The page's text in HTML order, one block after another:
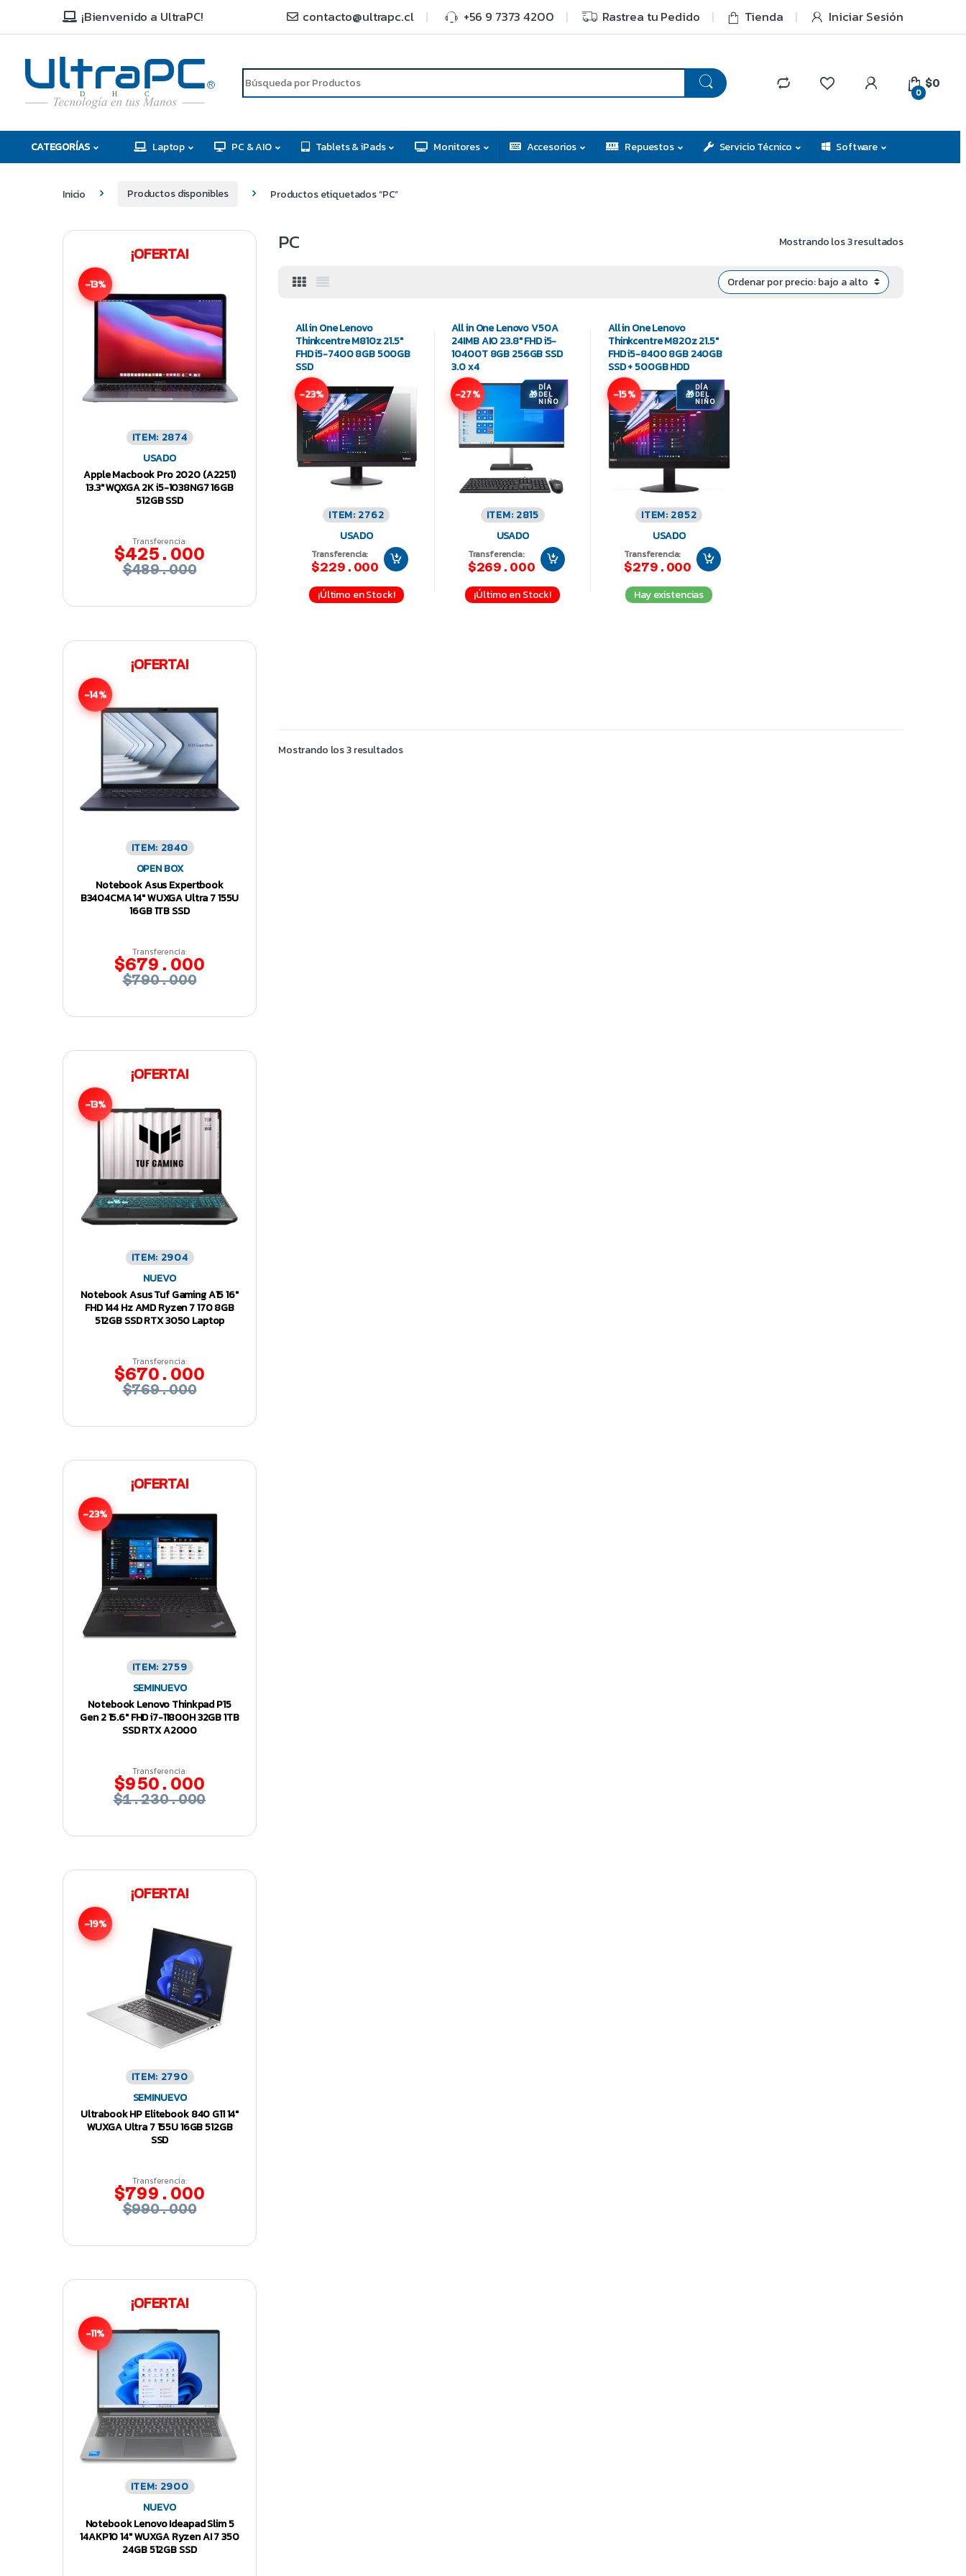
¡Bienvenido a UltraPC! contacto@ultrapc.cl +56 9 7373 4200 Rastrea tu Pedido Tienda Iniciar Sesión
C
H
D
R
0
$0
CATEGORÍAS Laptop PC & AIO Tablets & iPads Monitores Accesorios Repuestos Servicio Técnico Software
Inicio Productos disponibles Productos etiquetados “PC”
PC Mostrando los 3 resultados
All in One Lenovo
Thinkcentre M810z 21.5″
FHD i5-7400 8GB 500GB
SSD
-23%
ITEM: 2762
USADO
Transferencia:
$229.000
¡Último en Stock!
All in One Lenovo V50A
24IMB AIO 23.8″ FHD i5-
10400T 8GB 256GB SSD
3.0 x4
-27% DÍA
DEL
NIÑO
ITEM: 2815
USADO
Transferencia:
$269.000
¡Último en Stock!
All in One Lenovo
Thinkcentre M820z 21.5″
FHD i5-8400 8GB 240GB
SSD + 500GB HDD
-15% DÍA
DEL
NIÑO
ITEM: 2852
USADO
Transferencia:
$279.000
Hay existencias
Mostrando los 3 resultados
¡OFERTA!
-13%
ITEM: 2874
USADO
Apple Macbook Pro 2020 (A2251)
13.3″ WQXGA 2K i5-1038NG7 16GB
512GB SSD
Transferencia:
$425.000
$489.000
¡OFERTA!
-14%
ITEM: 2840
OPEN BOX
Notebook Asus Expertbook
B3404CMA 14″ WUXGA Ultra 7 155U
16GB 1TB SSD
Transferencia:
$679.000
$790.000
¡OFERTA!
-13%
ITEM: 2904
NUEVO
Notebook Asus Tuf Gaming A15 16″
FHD 144 Hz AMD Ryzen 7 170 8GB
512GB SSD RTX 3050 Laptop
Transferencia:
$670.000
$769.000
¡OFERTA!
-23%
ITEM: 2759
SEMINUEVO
Notebook Lenovo Thinkpad P15
Gen 2 15.6″ FHD i7-11800H 32GB 1TB
SSD RTX A2000
Transferencia:
$950.000
$1.230.000
¡OFERTA!
-19%
ITEM: 2790
SEMINUEVO
Ultrabook HP Elitebook 840 G11 14″
WUXGA Ultra 7 155U 16GB 512GB
SSD
Transferencia:
$799.000
$990.000
¡OFERTA!
-11%
ITEM: 2900
NUEVO
Notebook Lenovo Ideapad Slim 5
14AKP10 14″ WUXGA Ryzen AI 7 350
24GB 512GB SSD